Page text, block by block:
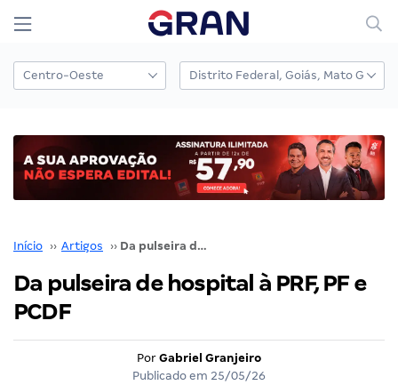
Início ›› Artigos ›› Da pulseira de hospital à PRF, PF e PCDF
Da pulseira de hospital à PRF, PF e
PCDF
Por Gabriel Granjeiro
Publicado em 25/05/26